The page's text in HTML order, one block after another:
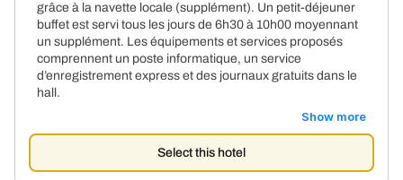
Select this hotel
grâce à la navette locale (supplément). Un petit-déjeuner
buffet est servi tous les jours de 6h30 à 10h00 moyennant
un supplément. Les équipements et services proposés
comprennent un poste informatique, un service
d’enregistrement express et des journaux gratuits dans le
hall.
Show more